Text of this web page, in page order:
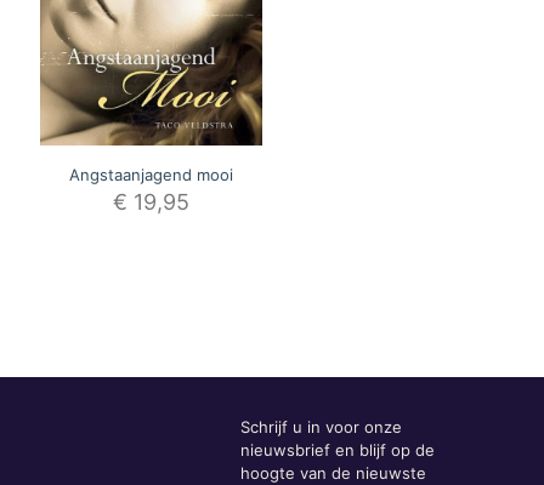
Angstaanjagend mooi
€ 19,95
Schrijf u in voor onze
nieuwsbrief en blijf op de
hoogte van de nieuwste